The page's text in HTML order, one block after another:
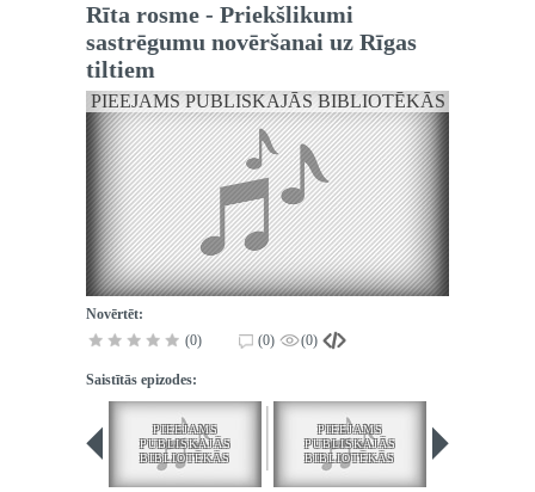
Rīta rosme - Priekšlikumi
sastrēgumu novēršanai uz Rīgas
tiltiem
PIEEJAMS PUBLISKAJĀS BIBLIOTĒKĀS
Novērtēt:
(0)
(0) (0)
Saistītās epizodes:
PIEEJAMS
PUBLISKAJĀS
BIBLIOTĒKĀS
PIEEJAMS
PUBLISKAJĀS
BIBLIOTĒKĀS